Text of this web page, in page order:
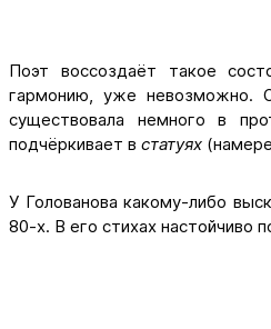
Поэт воссоздаёт такое
гармонию, уже невозможно.
существовала немного в
подчёркивает в статуях
У Голованова какому-либо
80-х. В его стихах настойчиво